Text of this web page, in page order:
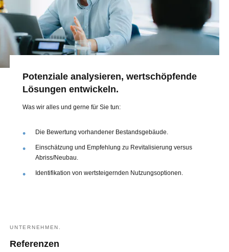
Potenziale analysieren, wertschöpfende
Lösungen entwickeln.
Was wir alles und gerne für Sie tun:
Die Bewertung vorhandener Bestandsgebäude.
Einschätzung und Empfehlung zu Revitalisierung versus
Abriss/Neubau.
Identifikation von wertsteigernden Nutzungsoptionen.
UNTERNEHMEN.
Referenzen